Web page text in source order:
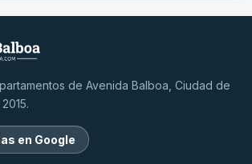
de Avenida Balboa, Ciudad de
en Google